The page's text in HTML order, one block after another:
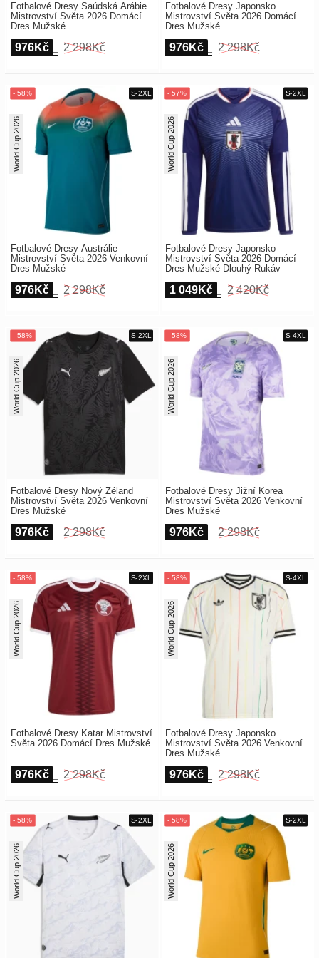
Fotbalové Dresy Saúdská Arábie
Mistrovství Světa 2026 Domácí
Dres Mužské
976Kč 2 298Kč
Fotbalové Dresy Japonsko
Mistrovství Světa 2026 Domácí
Dres Mužské
976Kč 2 298Kč
Fotbalové Dresy Austrálie
Mistrovství Světa 2026 Venkovní
Dres Mužské
World Cup 2026
976Kč 2 298Kč
Fotbalové Dresy Japonsko
Mistrovství Světa 2026 Domácí
Dres Mužské Dlouhý Rukáv
World Cup 2026
1 049Kč 2 420Kč
Fotbalové Dresy Nový Zéland
Mistrovství Světa 2026 Venkovní
Dres Mužské
World Cup 2026
976Kč 2 298Kč
Fotbalové Dresy Jižní Korea
Mistrovství Světa 2026 Venkovní
Dres Mužské
World Cup 2026
976Kč 2 298Kč
Fotbalové Dresy Katar Mistrovství
Světa 2026 Domácí Dres Mužské
World Cup 2026
976Kč 2 298Kč
Fotbalové Dresy Japonsko
Mistrovství Světa 2026 Venkovní
Dres Mužské
World Cup 2026
976Kč 2 298Kč
World Cup 2026 World Cup 2026